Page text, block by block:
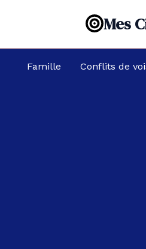
Mes
Famille Conflits de